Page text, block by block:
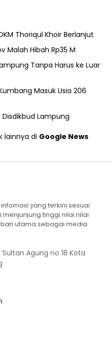
Thoriqul Khoir Berlanjut
Malah Hibah Rp35 M
Tanpa Harus ke Luar
Masuk Usia 206
Disdikbud Lampung
lainnya di Google News
yang terkini sesuai
tinggi nilai nilai
utama sebagai media
Agung no 18 Kota